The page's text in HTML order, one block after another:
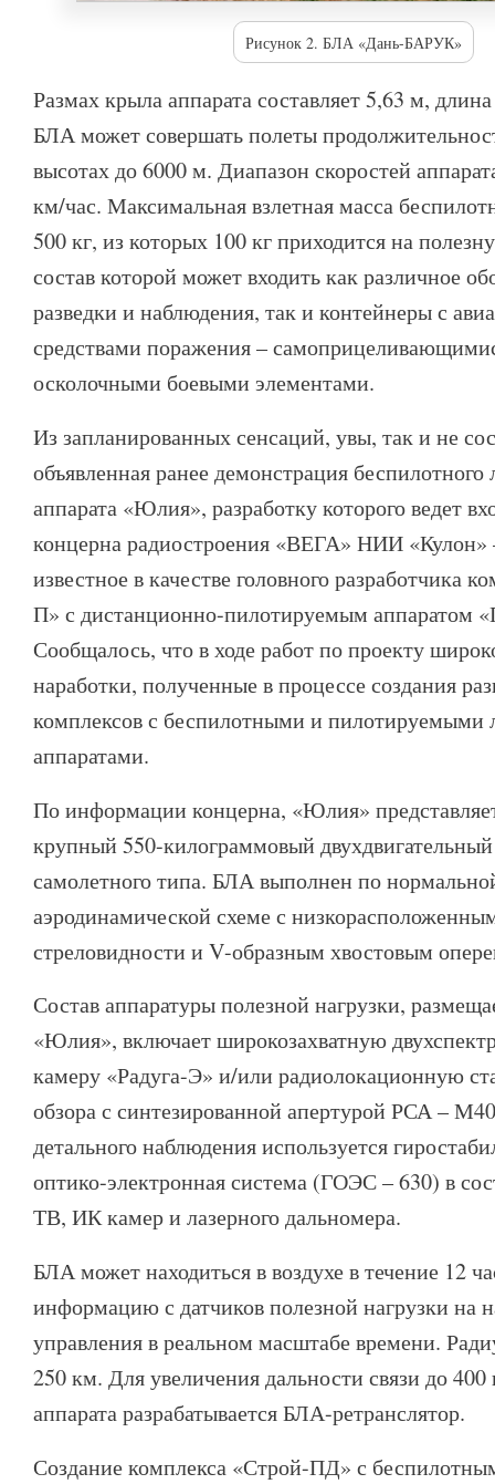
Рисунок 2. БЛА «Дань-БАРУК»
Размах крыла аппарата составляет 5,63 м,
БЛА может совершать полеты
высотах до 6000 м. Диапазон скоростей
км/час. Максимальная взлетная масса
500 кг, из которых 100 кг приходится на
состав которой может входить как различное
разведки и наблюдения, так и контейнеры с
средствами поражения –
осколочными боевыми элементами.
Из запланированных сенсаций, увы, так и не
объявленная ранее демонстрация беспилотного
аппарата «Юлия», разработку которого ведет
концерна радиостроения «ВЕГА» НИИ «Кулон»
известное в качестве головного разработчика
П» с дистанционно-пилотируемым аппаратом
Сообщалось, что в ходе работ по проекту
наработки, полученные в процессе создания
комплексов с беспилотными и пилотируемыми
аппаратами.
По информации концерна, «Юлия»
крупный 550-килограммовый
самолетного типа. БЛА выполнен по
аэродинамической схеме с
стреловидности и V-образным хвостовым
Состав аппаратуры полезной нагрузки,
«Юлия», включает широкозахватную
камеру «Радуга-Э» и/или радиолокационную
обзора с синтезированной апертурой РСА –
детального наблюдения используется
оптико-электронная система (ГОЭС – 630) в
ТВ, ИК камер и лазерного дальномера.
БЛА может находиться в воздухе в течение 12
информацию с датчиков полезной нагрузки на
управления в реальном масштабе времени.
250 км. Для увеличения дальности связи до 400
аппарата разрабатывается БЛА-ретранслятор.
Создание комплекса «Строй-ПД» с